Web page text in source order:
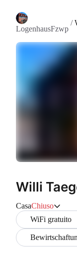
LogenhausFzwp
/
Willi
CasaChiuso
WiFi gratuito